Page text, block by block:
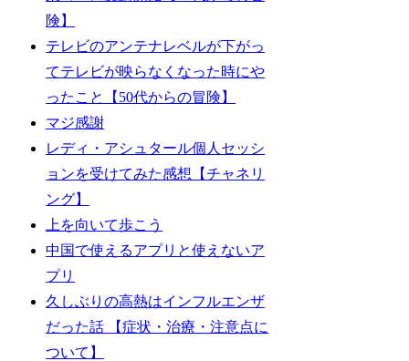
険】
テレビのアンテナレベルが下がっ
てテレビが映らなくなった時にや
ったこと【50代からの冒険】
マジ感謝
レディ・アシュタール個人セッシ
ョンを受けてみた感想【チャネリ
ング】
上を向いて歩こう
中国で使えるアプリと使えないア
プリ
久しぶりの高熱はインフルエンザ
だった話 【症状・治療・注意点に
ついて】